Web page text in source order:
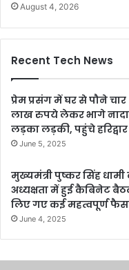
August 4, 2026
Recent Tech News
प्रेम प्रसंग में घर से पौने चार
लाख रुपये लेकर भागे
लड़का लड़की, पहुंचे हरिद्वार
June 5, 2025
मुख्यमंत्री पुष्कर सिंह धामी
अध्यक्षता में हुई कैबिनेट
लिए गए कई महत्वपूर्ण
June 4, 2025